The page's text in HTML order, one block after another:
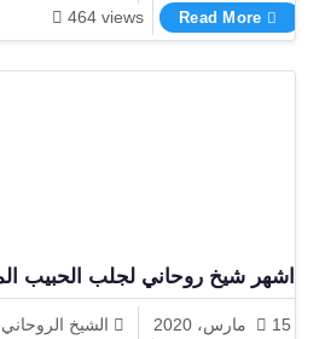
464 views
Read More
اقوى شيخ روحاني ابوبكر الموصلي 00905315773815
اشهر شيخ روحاني لجلب الحبيب
15 مارس، 2020
الشيخ